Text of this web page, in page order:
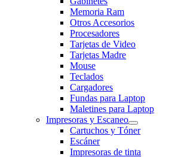
Memoria Ram
Otros Accesorios
Procesadores
Tarjetas de Video
Tarjetas Madre
Mouse
Teclados
Cargadores
Fundas para Laptop
Maletines para Laptop
Impresoras y Escaneo
Cartuchos y Tóner
Escáner
Impresoras de tinta